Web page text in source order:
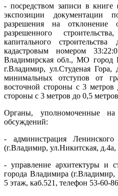
- посредством записи в книге
экспозиции документации
разрешения на отклонение
разрешенного
капитального
кадастровым номером
Владимирская обл., МО город
г.Владимир, ул.Студеная
минимальных отступов от
восточной стороны с 3
стороны с 3 метров до 0,5
Органы, уполномоченные на
обсуждений:
- администрация
(г.Владимир, ул.Никитская,
- управление архитектуры и
города Владимира (г.Владимир,
5 этаж, каб.521, телефон 53-60-